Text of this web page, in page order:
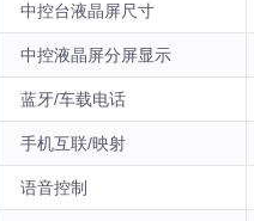
中控台液晶屏尺寸
中控液晶屏分屏显示
蓝牙/车载电话
手机互联/映射
语音控制